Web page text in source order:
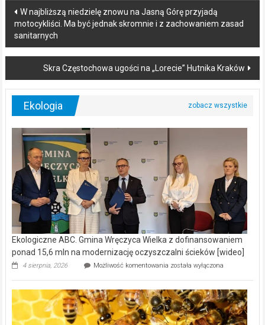
Post
navigation
W najbliższą niedzielę znowu na Jasną Górę przyjadą
motocykliści. Ma być jednak skromnie i z zachowaniem zasad
sanitarnych
Skra Częstochowa ugości na „Lorecie” Hutnika Kraków
Ekologia
Ekologiczne ABC. Gmina Wręczyca Wielka z dofinansowaniem
ponad 15,6 mln na modernizację oczyszczalni ścieków [wideo]
4 sierpnia, 2026 Możliwość komentowania Ekologiczne
Wręczyca
Wielka
z
dofinansowaniem
została wyłączona